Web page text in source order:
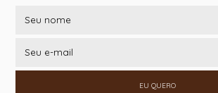
EU QUERO